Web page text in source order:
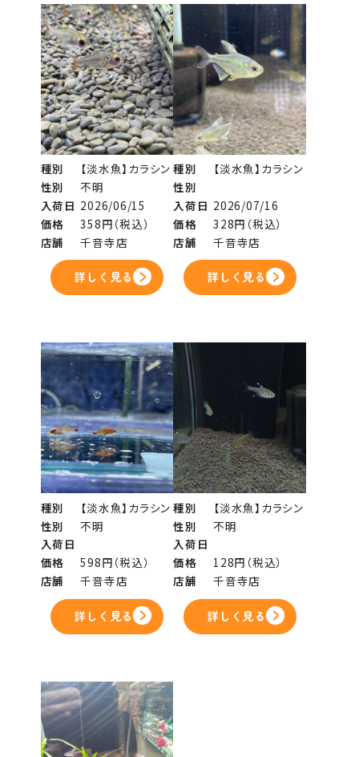
種別
【淡水魚】カラシン
性別
不明
入荷日 2026/06/15
価格
358円（税込）
店舗
千音寺店
詳しく見る
種別
【淡水魚】カラシン
性別
入荷日 2026/07/16
価格
328円（税込）
店舗
千音寺店
詳しく見る
種別
【淡水魚】カラシン
性別
不明
入荷日
価格
598円（税込）
店舗
千音寺店
詳しく見る
種別
【淡水魚】カラシン
性別
不明
入荷日
価格
128円（税込）
店舗
千音寺店
詳しく見る